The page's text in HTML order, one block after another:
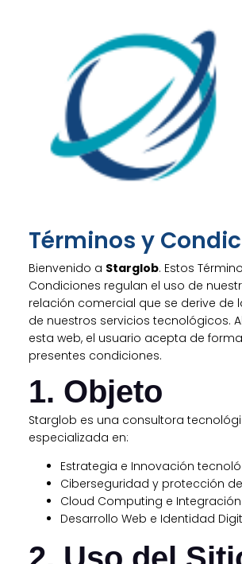
Términos y
Bienvenido a Starglob. Estos
Condiciones regulan el uso de
relación comercial que se derive de
de nuestros servicios tecnológicos.
esta web, el usuario acepta de
presentes condiciones.
1. Objeto
Starglob es una consultora
especializada en:
Estrategia e Innovación
Ciberseguridad y protección
Cloud Computing e
Desarrollo Web e Identidad